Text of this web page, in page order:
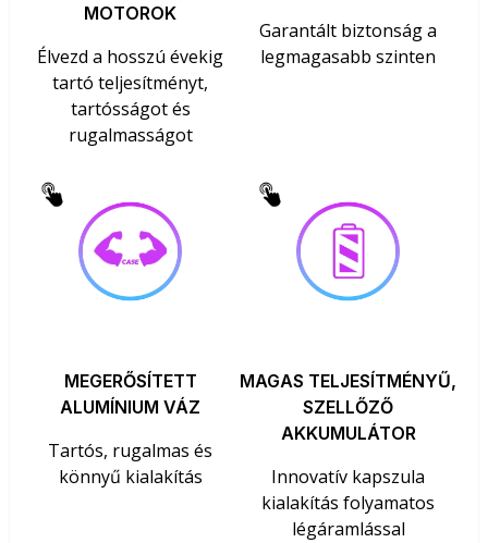
MOTOROK
Élvezd a hosszú évekig
tartó teljesítményt,
tartósságot és
rugalmasságot
Garantált biztonság a
legmagasabb szinten
MEGERŐSÍTETT
ALUMÍNIUM VÁZ
Tartós, rugalmas és
könnyű kialakítás
MAGAS TELJESÍTMÉNYŰ,
SZELLŐZŐ
AKKUMULÁTOR
Innovatív kapszula
kialakítás folyamatos
légáramlással